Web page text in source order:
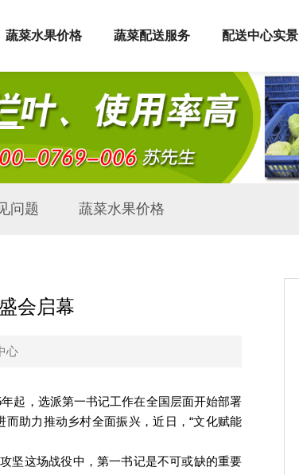
蔬菜水果价格 蔬菜配送服务 配送中心实景
问题 蔬菜水果价格
会启幕
心
起，选派第一书记工作在全国层面开始部署
助力推动乡村全面振兴，近日，“文化赋能
坚这场战役中，第一书记是不可或缺的重要